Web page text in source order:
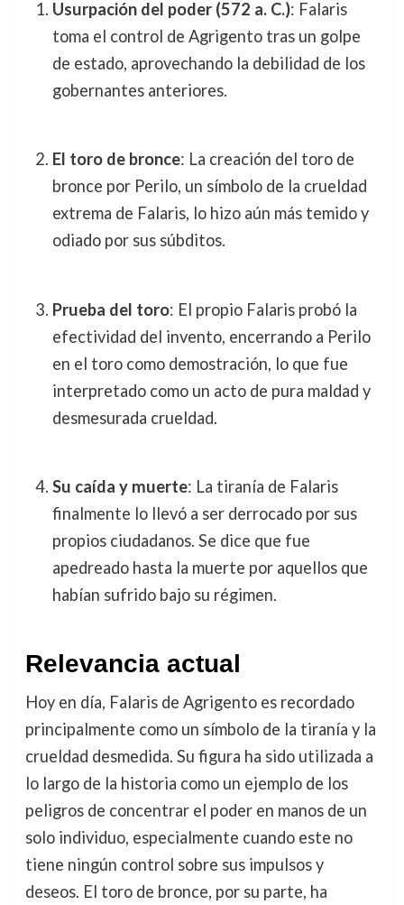
Usurpación del poder (572 a. C.): Falaris
toma el control de Agrigento tras un golpe
de estado, aprovechando la debilidad de los
gobernantes anteriores.
El toro de bronce: La creación del toro de
bronce por Perilo, un símbolo de la crueldad
extrema de Falaris, lo hizo aún más temido y
odiado por sus súbditos.
Prueba del toro: El propio Falaris probó la
efectividad del invento, encerrando a Perilo
en el toro como demostración, lo que fue
interpretado como un acto de pura maldad y
desmesurada crueldad.
Su caída y muerte: La tiranía de Falaris
finalmente lo llevó a ser derrocado por sus
propios ciudadanos. Se dice que fue
apedreado hasta la muerte por aquellos que
habían sufrido bajo su régimen.
Relevancia actual
Hoy en día, Falaris de Agrigento es recordado
principalmente como un símbolo de la tiranía y la
crueldad desmedida. Su figura ha sido utilizada a
lo largo de la historia como un ejemplo de los
peligros de concentrar el poder en manos de un
solo individuo, especialmente cuando este no
tiene ningún control sobre sus impulsos y
deseos. El toro de bronce, por su parte, ha